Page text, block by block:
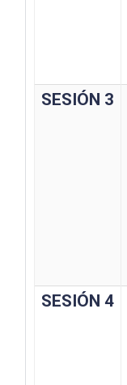
SESIÓN 3
SESIÓN 4